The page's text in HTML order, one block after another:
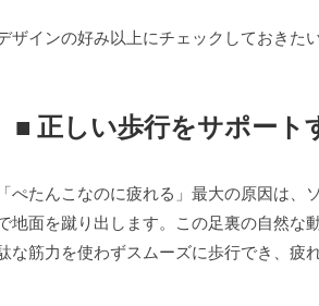
ザインの好み以上にチェックしておきた
■ 正しい歩行をサポート
「ぺたんこなのに疲れる」最大の原因は
地面を蹴り出します。この足裏の自然な
な筋力を使わずスムーズに歩行でき、疲